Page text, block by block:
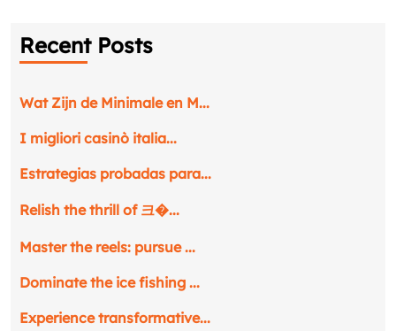
Name*
Recent Posts
Wat Zijn de Minimale en M...
I migliori casinò italia...
Estrategias probadas para...
Relish the thrill of 크�...
Master the reels: pursue ...
Dominate the ice fishing ...
Experience transformative...